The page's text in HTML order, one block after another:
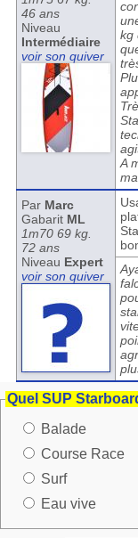
46 ans
Niveau
Intermédiaire
voir son quiver
kg
A
Par Marc
Gabarit ML
1m70 69 kg.
72 ans
Niveau Expert
voir son quiver
Quel SUP
Balade
Course Race
Surf
Eau vive